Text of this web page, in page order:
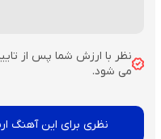
نظر با ارزش شما پس از
می شود.
نظری برای این آهنگ